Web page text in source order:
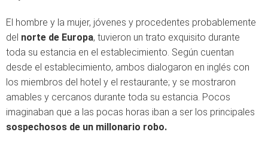
El hombre y la mujer, jóvenes y procedentes probablemente
del norte de Europa, tuvieron un trato exquisito durante
toda su estancia en el establecimiento. Según cuentan
desde el establecimiento, ambos dialogaron en inglés con
los miembros del hotel y el restaurante; y se mostraron
amables y cercanos durante toda su estancia. Pocos
imaginaban que a las pocas horas iban a ser los principales
sospechosos de un millonario robo.